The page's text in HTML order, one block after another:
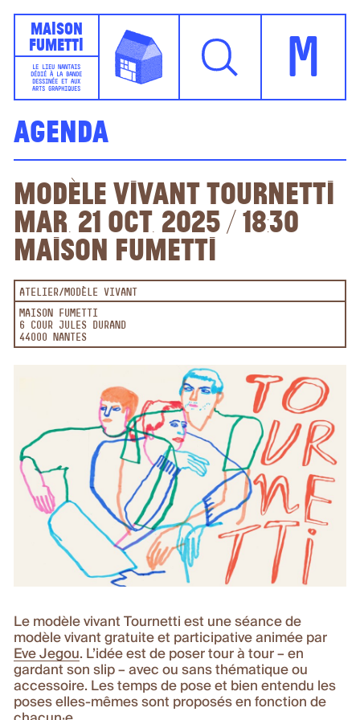
Maison
Fumetti
LE LIEU NANTAIS
DÉDIÉ À LA BANDE
DESSINÉE ET AUX
ARTS GRAPHIQUES
M
Agenda
Modèle vivant Tournetti
Mar. 21 oct. 2025 / 18:30
Maison Fumetti
ATELIER MODÈLE VIVANT
MAISON FUMETTI
6 COUR JULES DURAND
44000 NANTES
Le modèle vivant Tournetti est une séance de
modèle vivant gratuite et participative animée par
Eve Jegou. L’idée est de poser tour à tour – en
gardant son slip – avec ou sans thématique ou
accessoire. Les temps de pose et bien entendu les
poses elles-mêmes sont proposés en fonction de